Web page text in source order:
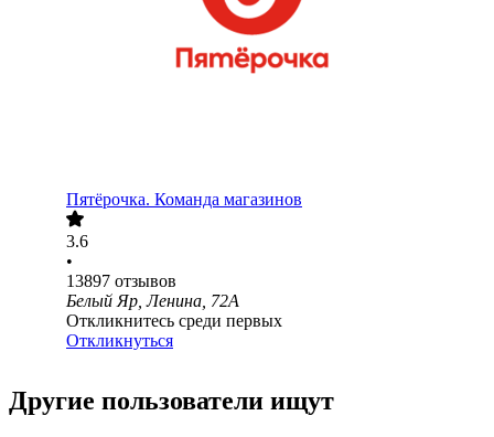
Пятёрочка. Команда магазинов
3.6
•
13897 отзывов
Белый Яр, Ленина, 72А
Откликнитесь среди первых
Откликнуться
Другие пользователи ищут